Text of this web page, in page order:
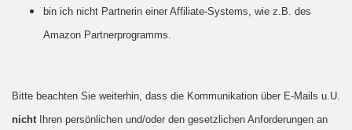
bin ich nicht Partnerin einer Affiliate-Systems, wie z.B. des
Amazon Partnerprogramms.
Bitte beachten Sie weiterhin, dass die Kommunikation über E-Mails u.U.
nicht Ihren persönlichen und/oder den gesetzlichen Anforderungen an